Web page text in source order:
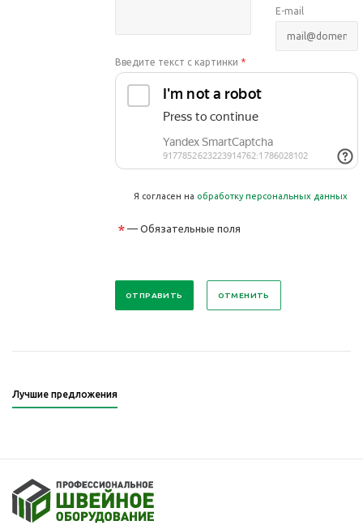
E-mail
Введите текст с картинки *
Я согласен на обработку персональных данных
* — Обязательные поля
ОТМЕНИТЬ
Лучшие предложения